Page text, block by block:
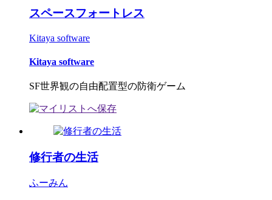
スペースフォートレス
Kitaya software
Kitaya software
SF世界観の自由配置型の防衛ゲーム
修行者の生活
ふーみん